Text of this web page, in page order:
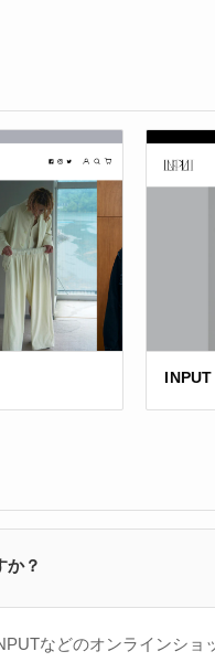
INPUT
か？
などのオンラインショ